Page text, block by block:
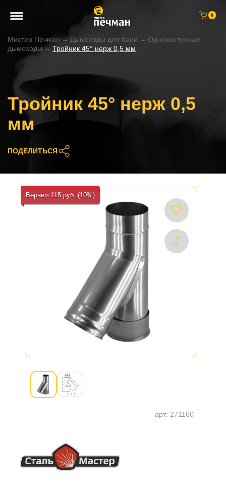
0
Мистер Печман → Дымоходы для бани → Одноконтурные
дымоходы→ Тройник 45° нерж 0,5 мм
Тройник 45° нерж 0,5
мм
ПОДЕЛИТЬСЯ
Вернём 115 руб. (10%)
арт: 271160